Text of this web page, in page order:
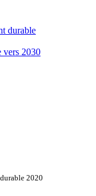
durable
vers 2030
2020